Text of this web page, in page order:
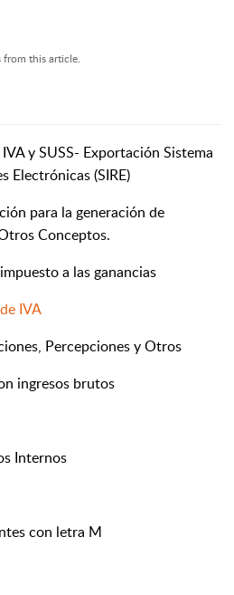
this article.
y SUSS- Exportación Sistema
Electrónicas (SIRE)
para la generación de
Conceptos.
a las ganancias
IVA
Percepciones y Otros
ingresos brutos
Internos
con letra M